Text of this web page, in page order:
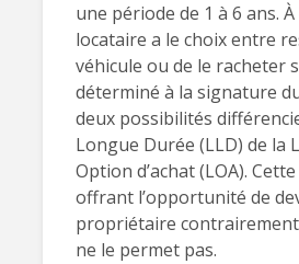
une période de 1 à 6 ans.
locataire a le choix entre
véhicule ou de le racheter
déterminé à la signature
deux possibilités
Longue Durée (LLD) de la
Option d’achat (LOA).
offrant l’opportunité de
propriétaire contrairement
ne le permet pas.